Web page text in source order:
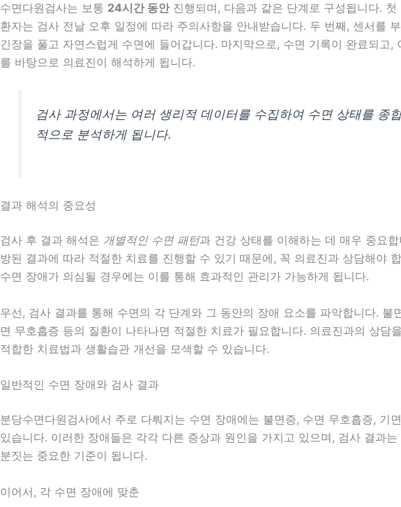
수면다원검사는 보통 24시간 동안진행되며, 다음과 같은 단계로 구성됩니다. 첫
환자는 검사 전날 오후 일정에 따라 주의사항을 안내받습니다. 두 번째, 센서를
긴장을 풀고 자연스럽게 수면에 들어갑니다. 마지막으로, 수면 기록이 완료되고,
를 바탕으로 의료진이 해석하게 됩니다.
검사 과정에서는 여러 생리적 데이터를 수집하여 수면 상태를 종
적으로 분석하게 됩니다.
결과 해석의 중요성
검사 후 결과 해석은 개별적인 수면 패턴과 건강 상태를 이해하는 데 매우 중요합
방된 결과에 따라 적절한 치료를 진행할 수 있기 때문에, 꼭 의료진과 상담해야
수면 장애가 의심될 경우에는 이를 통해 효과적인 관리가 가능하게 됩니다.
우선, 검사 결과를 통해 수면의 각 단계와 그 동안의 장애 요소를 파악합니다. 불
면 무호흡증 등의 질환이 나타나면 적절한 치료가 필요합니다. 의료진과의 상담
적합한 치료법과 생활습관 개선을 모색할 수 있습니다.
일반적인 수면 장애와 검사 결과
분당수면다원검사에서 주로 다뤄지는 수면 장애에는 불면증, 수면 무호흡증, 기
있습니다. 이러한 장애들은 각각 다른 증상과 원인을 가지고 있으며, 검사 결과는
분짓는 중요한 기준이 됩니다.
이어서, 각 수면 장애에 맞춘